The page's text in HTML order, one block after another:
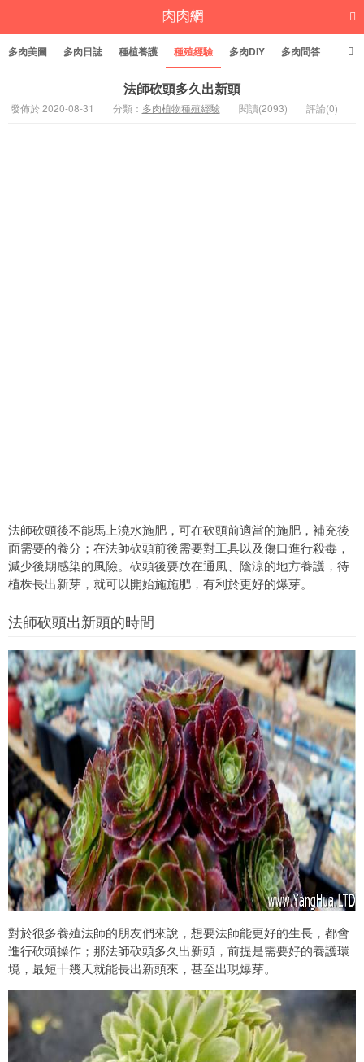
多肉美圖 多肉日誌 種植養護 種殖經驗 多肉DIY 多肉問答
法師砍頭多久出新頭
發佈於 2020-08-31 分類： 多肉植物種殖經驗 閱讀(2093) 評論(0)
法師砍頭後不能馬上澆水施肥，可在砍頭前適當的施肥，補充後
面需要的養分；在法師砍頭前後需要對工具以及傷口進行殺毒，
減少後期感染的風險。砍頭後要放在通風、陰涼的地方養護，待
植株長出新芽，就可以開始施施肥，有利於更好的爆芽。
法師砍頭出新頭的時間
對於很多養殖法師的朋友們來說，想要法師能更好的生長，都會
進行砍頭操作；那法師砍頭多久出新頭，前提是需要好的養護環
境，最短十幾天就能長出新頭來，甚至出現爆芽。